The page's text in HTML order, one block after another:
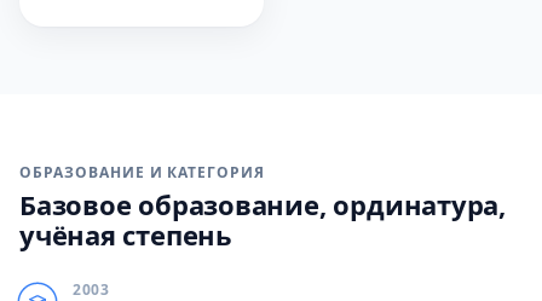
ОБРАЗОВАНИЕ И КАТЕГОРИЯ
Базовое образование, ординатура,
учёная степень
2003